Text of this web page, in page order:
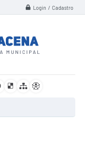
Login / Cadastro